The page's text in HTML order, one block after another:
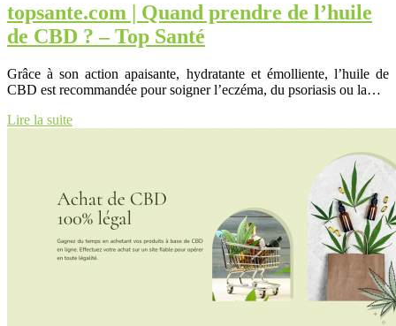
topsante.com | Quand prendre de l’huile
de CBD ? – Top Santé
Grâce à son action apaisante, hydratante et émolliente, l’huile de
CBD est recommandée pour soigner l’eczéma, du psoriasis ou la…
Lire la suite